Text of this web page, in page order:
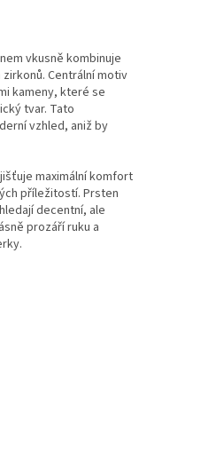
vkusně kombinuje
Centrální motiv
kameny, které se
tvar. Tato
vzhled, aniž by
maximální komfort
příležitostí. Prsten
decentní, ale
prozáří ruku a